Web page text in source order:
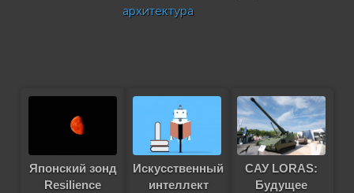
архитектура
Японский зонд
Resilience
Искусственный
интеллект
САУ LORAS:
Будущее